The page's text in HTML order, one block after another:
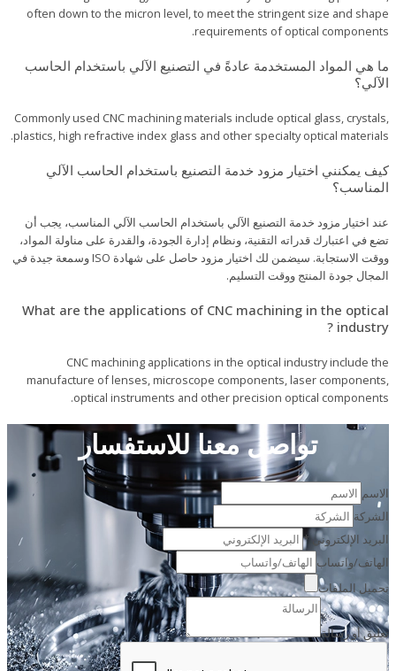
often down to the micron level, to meet the stringent size and shape
requirements of optical components.
ما هي المواد المستخدمة عادةً في التصنيع الآلي باستخدام الحاسب
الآلي؟
Commonly used CNC machining materials include optical glass, crystals,
plastics, high refractive index glass and other specialty optical materials.
كيف يمكنني اختيار مزود خدمة التصنيع باستخدام الحاسب الآلي
المناسب؟
عند اختيار مزود خدمة التصنيع الآلي باستخدام الحاسب الآلي المناسب، يجب أن
تضع في اعتبارك قدراته التقنية، ونظام إدارة الجودة، والقدرة على مناولة المواد،
ووقت الاستجابة. سيضمن لك اختيار مزود حاصل على شهادة ISO وسمعة جيدة في
المجال جودة المنتج ووقت التسليم.
What are the applications of CNC machining in the optical
industry ?
CNC machining applications in the optical industry include the
manufacture of lenses, microscope components, laser components,
optical instruments and other precision optical components.
تواصل معنا للاستفسار
الاسم
الشركة
البريد الإلكتروني*
الهاتف/واتساب
تحميل الملفات
تعليق أو رسالة